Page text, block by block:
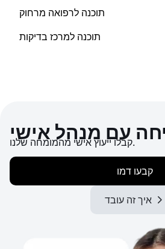
תוכנה לרפואה מרחוק
תוכנה למרכז בדיקות
עם מנהל אישיקבלו ייעוץ אישי מהמומחה שלנו.
קבעו דמו
איך זה עובד